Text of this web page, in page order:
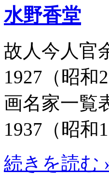
水野香堂
故人今人官
1927（昭和
画名家一覧
1937（昭和
続きを読む